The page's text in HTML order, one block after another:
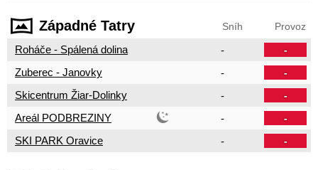
Západné Tatry Sníh Provoz
Roháče - Spálená dolina - -
Zuberec - Janovky - -
Skicentrum Žiar-Dolinky - -
Areál PODBREZINY - -
SKI PARK Oravice - -